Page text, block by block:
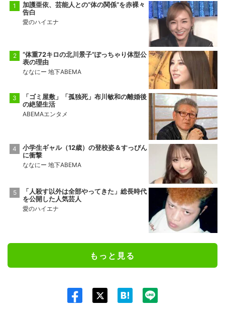
加護亜依、芸能人との“体の関係”を赤裸々
告白
愛のハイエナ
“体重72キロの北川景子”ぽっちゃり体型公
表の理由
ななにー 地下ABEMA
「ゴミ屋敷」「孤独死」布川敏和の離婚後
の絶望生活
ABEMAエンタメ
小学生ギャル（12歳）の登校姿＆すっぴん
に衝撃
ななにー 地下ABEMA
「人殺す以外は全部やってきた」総長時代
を公開した人気芸人
愛のハイエナ
もっと見る